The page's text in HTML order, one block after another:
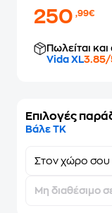
250,99€
Πωλείται
Vida XL3.85/
Επιλογές
Βάλε ΤΚ
Στον χώρο σου
Μη διαθέσιμο